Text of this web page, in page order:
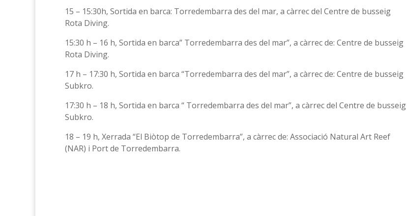
15 – 15:30h, Sortida en barca: Torredembarra des del mar, a càrrec del Centre de busseig
Rota Diving.
15:30 h – 16 h, Sortida en barca” Torredembarra des del mar”, a càrrec de: Centre de busseig
Rota Diving.
17 h – 17:30 h, Sortida en barca “Torredembarra des del mar”, a càrrec de: Centre de busseig
Subkro.
17:30 h – 18 h, Sortida en barca “ Torredembarra des del mar”, a càrrec del Centre de busseig
Subkro.
18 – 19 h, Xerrada “El Biòtop de Torredembarra”, a càrrec de: Associació Natural Art Reef
(NAR) i Port de Torredembarra.